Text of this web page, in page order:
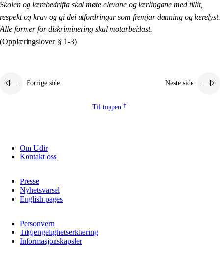
Skolen og lærebedrifta skal møte elevane og lærlingane med tillit,
respekt og krav og gi dei utfordringar som fremjar danning og lærelyst.
Alle former for diskriminering skal motarbeidast.
(Opplæringsloven § 1-3)
Forrige side Neste side
Til toppen
Om Udir
Kontakt oss
Presse
Nyhetsvarsel
English pages
Personvern
Tilgjengelighetserklæring
Informasjonskapsler